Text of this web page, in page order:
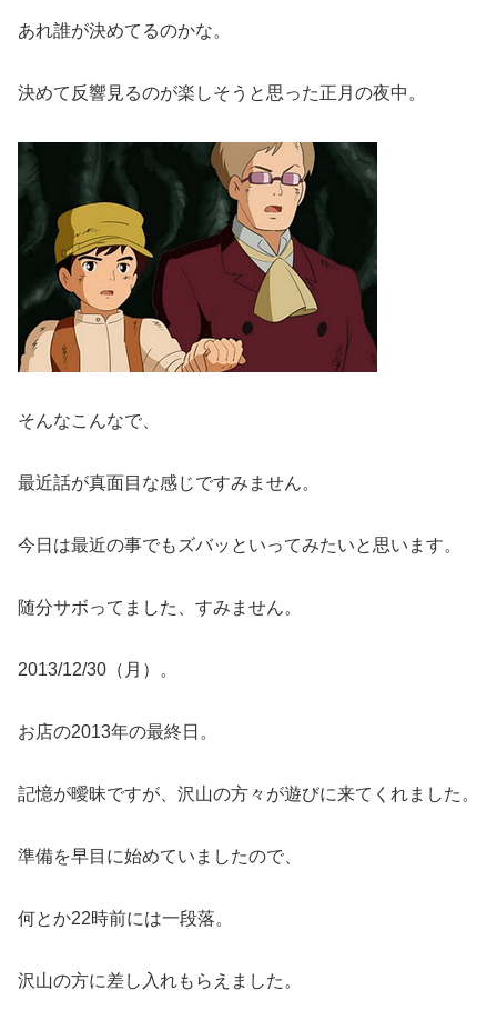
あれ誰が決めてるのかな。
決めて反響見るのが楽しそうと思った正月の夜中。
そんなこんなで、
最近話が真面目な感じですみません。
今日は最近の事でもズバッといってみたいと思います。
随分サボってました、すみません。
2013/12/30（月）。
お店の2013年の最終日。
記憶が曖昧ですが、沢山の方々が遊びに来てくれました。
準備を早目に始めていましたので、
何とか22時前には一段落。
沢山の方に差し入れもらえました。